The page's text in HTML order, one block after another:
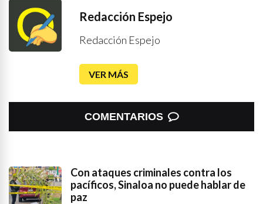
Redacción Espejo
Redacción Espejo
VER MÁS
COMENTARIOS
Con ataques criminales contra los
pacíficos, Sinaloa no puede hablar de
paz